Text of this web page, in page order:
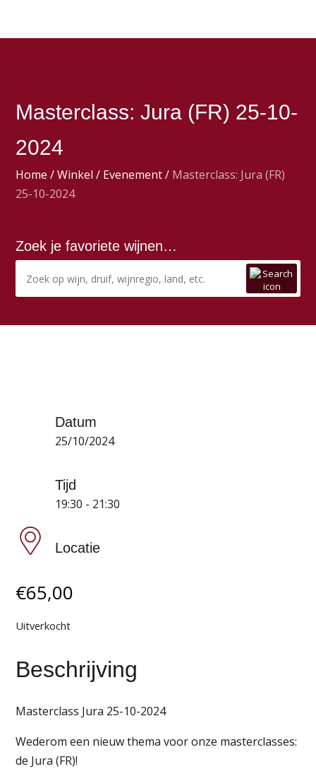
Masterclass: Jura (FR) 25-10-
2024
Home /Winkel / Evenement/ Masterclass: Jura (FR)
25-10-2024
Zoek je favoriete wijnen…
Datum
25/10/2024
Tijd
19:30 - 21:30
Locatie
€65,00
Uitverkocht
Beschrijving
Masterclass Jura 25-10-2024
Wederom een nieuw thema voor onze masterclasses:
de Jura (FR)!